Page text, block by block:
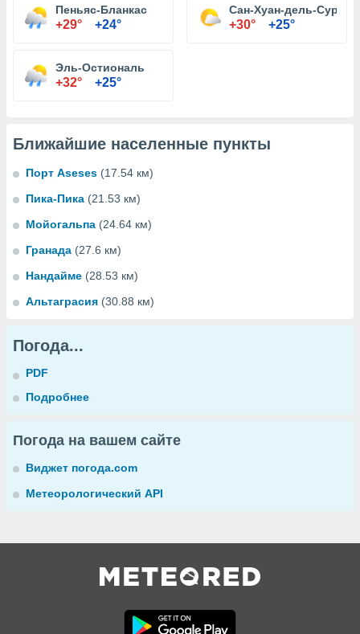
Пеньяс-Бланкас
+29° +24°
Сан-Хуан-дель-Сур
+30° +25°
Эль-Остиональ
+32° +25°
Ближайшие населенные пункты
Порт Aseses (17.54 км)
Пика-Пика (21.53 км)
Мойогальпа (24.64 км)
Гранада (27.6 км)
Нандайме (28.53 км)
Альтаграсия (30.88 км)
Погода...
PDF
Подробнее
Погода на вашем сайте
Виджет погода.com
Метеорологический API